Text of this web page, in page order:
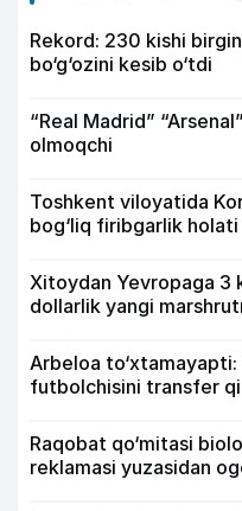
Rekord: 230 kishi
bo‘g‘ozini kesib o‘tdi
“Real Madrid”
olmoqchi
Toshkent viloyatida
bog‘liq firibgarlik
Xitoydan Yevropaga 3
dollarlik yangi
Arbeloa to‘xtamayapti:
futbolchisini transfer
Raqobat qo‘mitasi
reklamasi yuzasidan